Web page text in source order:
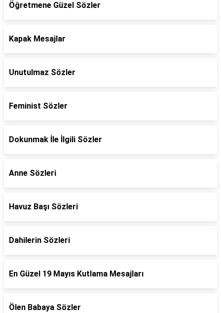
Öğretmene Güzel Sözler
Kapak Mesajlar
Unutulmaz Sözler
Feminist Sözler
Dokunmak İle İlgili Sözler
Anne Sözleri
Havuz Başı Sözleri
Dahilerin Sözleri
En Güzel 19 Mayıs Kutlama Mesajları
Ölen Babaya Sözler